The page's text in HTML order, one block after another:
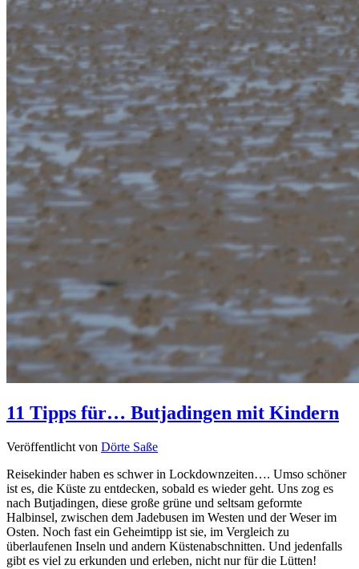
11 Tipps für… Butjadingen mit Kindern
Veröffentlicht von Dörte Saße
Reisekinder haben es schwer in Lockdownzeiten…. Umso schöner
ist es, die Küste zu entdecken, sobald es wieder geht. Uns zog es
nach Butjadingen, diese große grüne und seltsam geformte
Halbinsel, zwischen dem Jadebusen im Westen und der Weser im
Osten. Noch fast ein Geheimtipp ist sie, im Vergleich zu
überlaufenen Inseln und andern Küstenabschnitten. Und jedenfalls
gibt es viel zu erkunden und erleben, nicht nur für die Lütten!